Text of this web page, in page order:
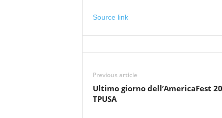
Source link
Previous article
Ultimo giorno dell’AmericaFest
TPUSA